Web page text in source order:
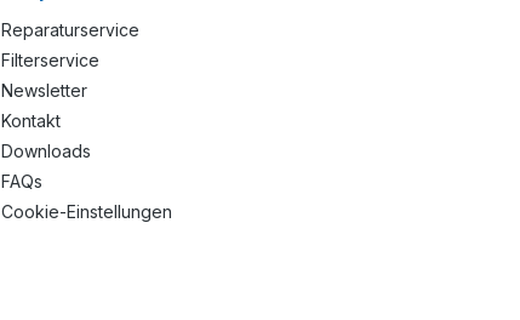
Reparaturservice
Filterservice
Newsletter
Kontakt
Downloads
FAQs
Cookie-Einstellungen